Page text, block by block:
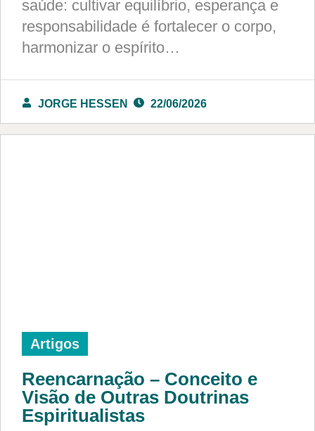
saúde: cultivar equilíbrio, esperança e
responsabilidade é fortalecer o corpo,
harmonizar o espírito…
JORGE HESSEN 22/06/2026
Artigos
Reencarnação – Conceito e
Visão de Outras Doutrinas
Espiritualistas